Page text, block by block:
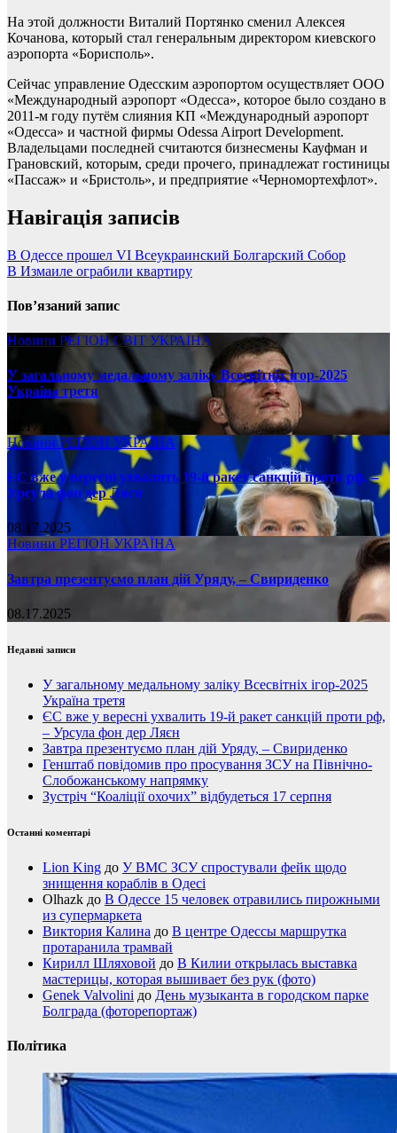
На этой должности Виталий Портянко сменил Алексея
Кочанова, который стал генеральным директором киевского
аэропорта «Борисполь».
Сейчас управление Одесским аэропортом осуществляет ООО
«Международный аэропорт «Одесса», которое было создано в
2011-м году путём слияния КП «Международный аэропорт
«Одесса» и частной фирмы Odessa Airport Development.
Владельцами последней считаются бизнесмены Кауфман и
Грановский, которым, среди прочего, принадлежат гостиницы
«Пассаж» и «Бристоль», и предприятие «Черномортехфлот».
Навігація записів
В Одессе прошел VI Всеукраинский Болгарский Собор
В Измаиле ограбили квартиру
Пов’язаний запис
Новини РЕГІОНСВІТ УКРАЇНА
У загальному медальному заліку Всесвітніх ігор-2025
Україна третя
08.17.2025
НовиниРЕГІОН УКРАЇНА
ЄС вже у вересні ухвалить 19-й ракет санкцій проти рф, –
Урсула фон дер Ляєн
08.17.2025
Новини РЕГІОН УКРАЇНА
Завтра презентуємо план дій Уряду, – Свириденко
08.17.2025
Недавні записи
У загальному медальному заліку Всесвітніх ігор-2025
Україна третя
ЄС вже у вересні ухвалить 19-й ракет санкцій проти рф,
– Урсула фон дер Ляєн
Завтра презентуємо план дій Уряду, – Свириденко
Генштаб повідомив про просування ЗСУ на Північно-
Слобожанському напрямку
Зустріч “Коаліції охочих” відбудеться 17 серпня
Останні коментарі
Lion King до У ВМС ЗСУ спростували фейк щодо
знищення кораблів в Одесі
Olhazk до В Одессе 15 человек отравились пирожными
из супермаркета
Виктория Калина до В центре Одессы маршрутка
протаранила трамвай
Кирилл Шляховой до В Килии открылась выставка
мастерицы, которая вышивает без рук (фото)
Genek Valvolini до День музыканта в городском парке
Болграда (фоторепортаж)
Політика